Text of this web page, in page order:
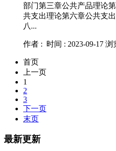
部门第三章公共产品理论
共支出理论第六章公共支
八...
作者 : 时间 : 2023-09-17 浏
首页
上一页
1
2
3
下一页
末页
最新更新